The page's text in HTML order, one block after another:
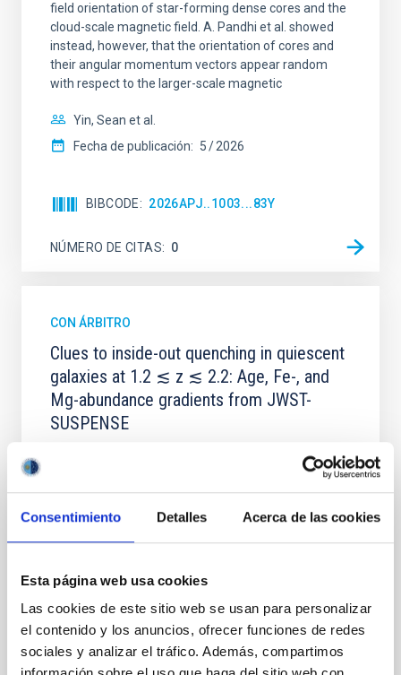
Consentimiento Detalles Acerca de las cookies
Esta página web usa cookies
Las cookies de este sitio web se usan para personalizar
el contenido y los anuncios, ofrecer funciones de redes
sociales y analizar el tráfico. Además, compartimos
field orientation of star-forming dense cores and the
cloud-scale magnetic field. A. Pandhi et al. showed
instead, however, that the orientation of cores and
their angular momentum vectors appear random
with respect to the larger-scale magnetic
Yin, Sean et al.
Fecha de publicación: 5 2026
BIBCODE 2026APJ..1003...83Y
NÚMERO DE CITAS 0
CON ÁRBITRO
Clues to inside-out quenching in quiescent
galaxies at 1.2 ≲ z ≲ 2.2: Age, Fe-, and
Mg-abundance gradients from JWST-
SUSPENSE
Spatially resolved stellar populations of massive
quiescent galaxies at cosmic noon provide powerful
insights into star-formation quenching and stellar
mass assembly mechanisms. Previous photometric
Cheng, Chloe M. et al.
Fecha de publicación: 6 2026